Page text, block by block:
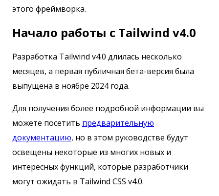
этого фреймворка.
Начало работы с Tailwind v4.0
Разработка Tailwind v4.0 длилась несколько
месяцев, а первая публичная бета-версия была
выпущена в ноябре 2024 года.
Для получения более подробной информации вы
можете посетить предварительную
документацию, но в этом руководстве будут
освещены некоторые из многих новых и
интересных функций, которые разработчики
могут ожидать в Tailwind CSS v4.0.